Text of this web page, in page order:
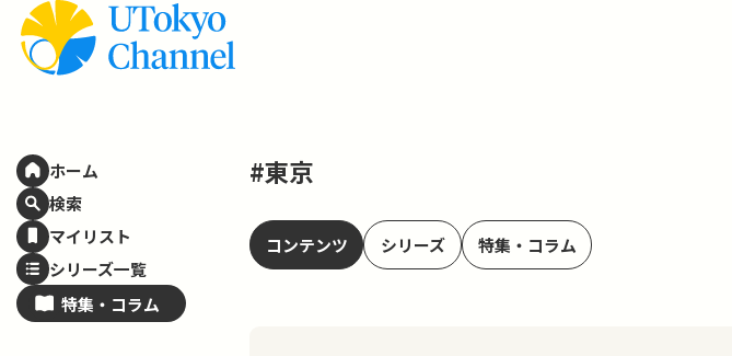
ホーム
検索
マイリスト
シリーズ一覧
特集・ コラム
#東京
コンテンツ シリーズ 特集・コラム